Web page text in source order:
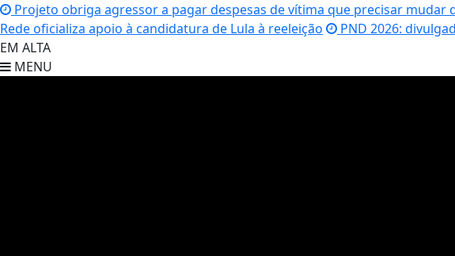
Projeto obriga agressor a pagar despesas de vítima que precisar mudar
Rede oficializa apoio à candidatura de Lula à reeleição
PND 2026:
EM ALTA
MENU